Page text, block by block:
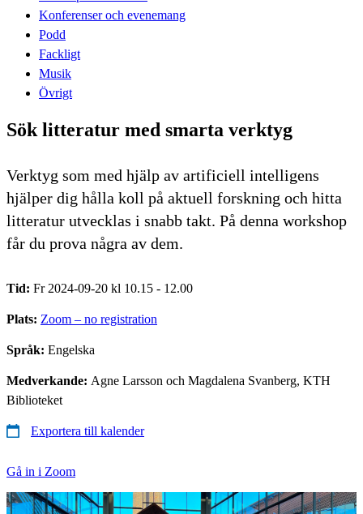
Konferenser och evenemang
Podd
Fackligt
Musik
Övrigt
Sök litteratur med smarta verktyg
Verktyg som med hjälp av artificiell intelligens
hjälper dig hålla koll på aktuell forskning och hitta
litteratur utvecklas i snabb takt. På denna workshop
får du prova några av dem.
Tid: Fr 2024-09-20 kl 10.15 - 12.00
Plats: Zoom – no registration
Språk: Engelska
Medverkande: Agne Larsson och Magdalena Svanberg, KTH
Biblioteket
Exportera till kalender
Gå in i Zoom